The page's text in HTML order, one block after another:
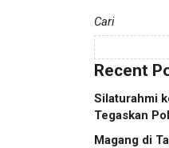
Cari
Recent
Silaturahmi
Tegaskan
Magang di